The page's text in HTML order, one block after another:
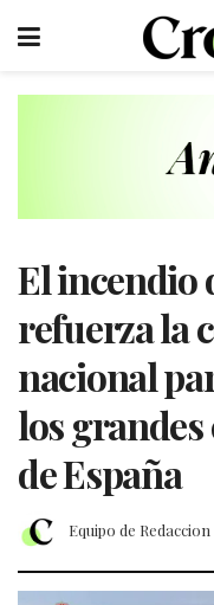
El incendio
refuerza la
nacional
los
de España
Equipo de Redaccion